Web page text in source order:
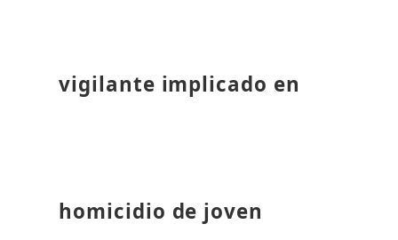
vigilante implicado en
homicidio de joven